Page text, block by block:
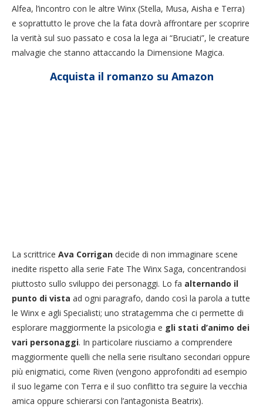
Alfea, l’incontro con le altre Winx (Stella, Musa, Aisha e Terra)
e soprattutto le prove che la fata dovrà affrontare per scoprire
la verità sul suo passato e cosa la lega ai “Bruciati”, le creature
malvagie che stanno attaccando la Dimensione Magica.
Acquista il romanzo su Amazon
La scrittrice Ava Corrigan decide di non immaginare scene
inedite rispetto alla serie Fate The Winx Saga, concentrandosi
piuttosto sullo sviluppo dei personaggi. Lo fa alternando il
punto di vista ad ogni paragrafo, dando così la parola a tutte
le Winx e agli Specialisti; uno stratagemma che ci permette di
esplorare maggiormente la psicologia e gli stati d’animo dei
vari personaggi. In particolare riusciamo a comprendere
maggiormente quelli che nella serie risultano secondari oppure
più enigmatici, come Riven (vengono approfonditi ad esempio
il suo legame con Terra e il suo conflitto tra seguire la vecchia
amica oppure schierarsi con l’antagonista Beatrix).